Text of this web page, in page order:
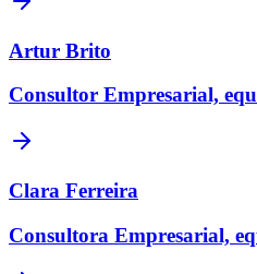
Artur Brito
Consultor Empresarial,
Clara Ferreira
Consultora Empresarial,